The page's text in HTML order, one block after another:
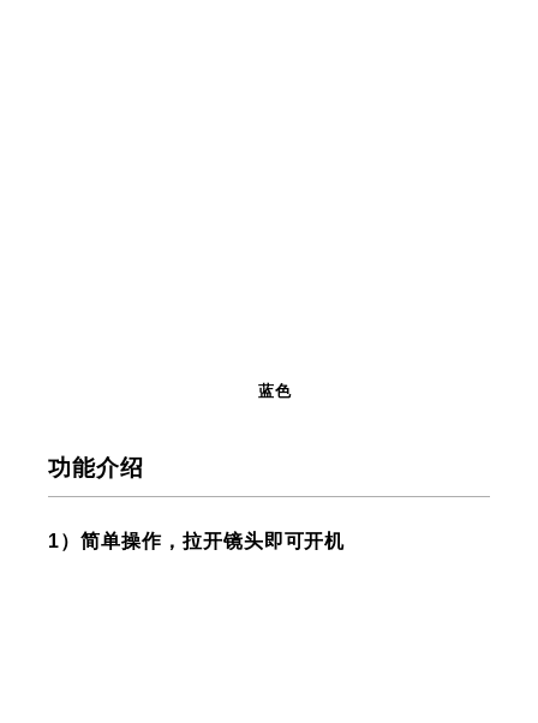
蓝色
功能介绍
1）简单操作，拉开镜头即可开机